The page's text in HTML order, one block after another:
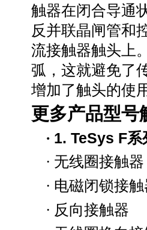
触器在闭合导通
反并联晶闸管和
流接触器触头上
弧，这就避免了
增加了触头的使
更多产品型号
· 1. TeSys F系
· 无线圈接触器
· 电磁闭锁接
· 反向接触器